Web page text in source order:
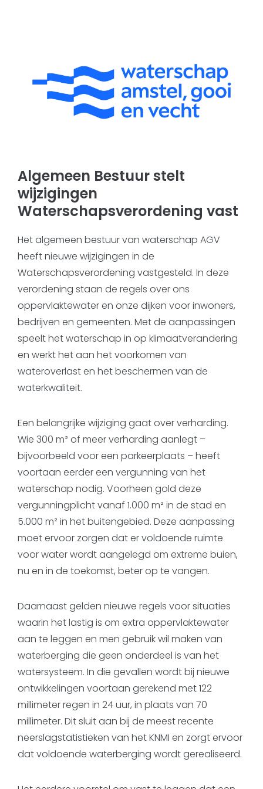
Algemeen Bestuur stelt
wijzigingen
Waterschapsverordening vast
Het algemeen bestuur van waterschap AGV
heeft nieuwe wijzigingen in de
Waterschapsverordening vastgesteld. In deze
verordening staan de regels over ons
oppervlaktewater en onze dijken voor inwoners,
bedrijven en gemeenten. Met de aanpassingen
speelt het waterschap in op klimaatverandering
en werkt het aan het voorkomen van
wateroverlast en het beschermen van de
waterkwaliteit.
Een belangrijke wijziging gaat over verharding.
Wie 300 m² of meer verharding aanlegt –
bijvoorbeeld voor een parkeerplaats – heeft
voortaan eerder een vergunning van het
waterschap nodig. Voorheen gold deze
vergunningplicht vanaf 1.000 m² in de stad en
5.000 m² in het buitengebied. Deze aanpassing
moet ervoor zorgen dat er voldoende ruimte
voor water wordt aangelegd om extreme buien,
nu en in de toekomst, beter op te vangen.
Daarnaast gelden nieuwe regels voor situaties
waarin het lastig is om extra oppervlaktewater
aan te leggen en men gebruik wil maken van
waterberging die geen onderdeel is van het
watersysteem. In die gevallen wordt bij nieuwe
ontwikkelingen voortaan gerekend met 122
millimeter regen in 24 uur, in plaats van 70
millimeter. Dit sluit aan bij de meest recente
neerslagstatistieken van het KNMI en zorgt ervoor
dat voldoende waterberging wordt gerealiseerd.